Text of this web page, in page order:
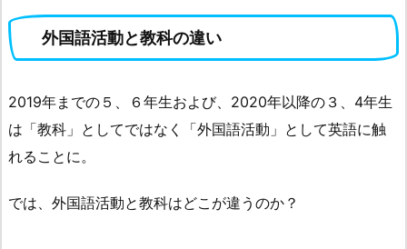
外国語活動と教科の違い
2019年までの５、６年生および、2020年以降の３、4年生
は「教科」としてではなく「外国語活動」として英語に触
れることに。
では、外国語活動と教科はどこが違うのか？